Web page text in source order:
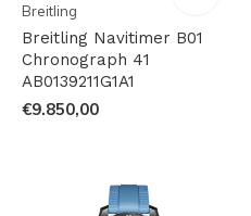
Breitling
Breitling Navitimer B01
Chronograph 41
AB0139211G1A1
€9.850,00